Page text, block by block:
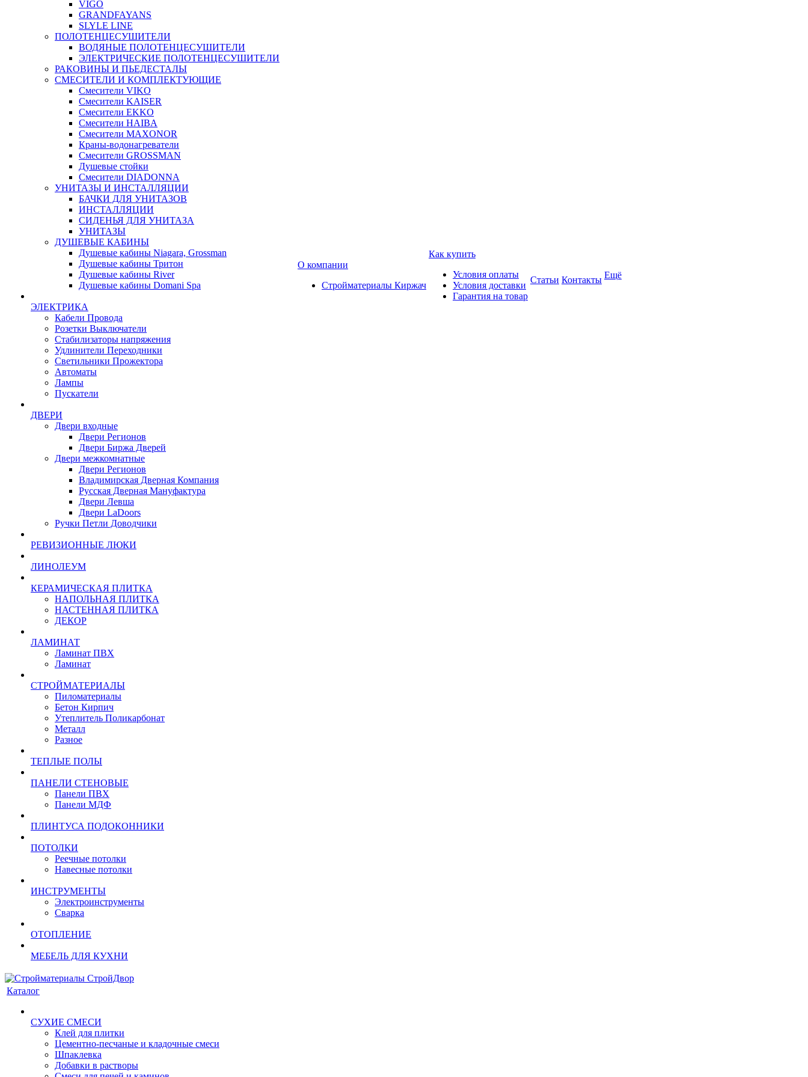
VIGO
GRANDFAYANS
SLYLE LINE
ПОЛОТЕНЦЕСУШИТЕЛИ
ВОДЯНЫЕ ПОЛОТЕНЦЕСУШИТЕЛИ
ЭЛЕКТРИЧЕСКИЕ ПОЛОТЕНЦЕСУШИТЕЛИ
РАКОВИНЫ И ПЬЕДЕСТАЛЫ
СМЕСИТЕЛИ И КОМПЛЕКТУЮЩИЕ
Смесители VIKO
Смесители KAISER
Смесители EKKO
Смесители HAIBA
Смесители MAXONOR
Краны-водонагреватели
Смесители GROSSMAN
Душевые стойки
Смесители DIADONNA
УНИТАЗЫ И ИНСТАЛЛЯЦИИ
БАЧКИ ДЛЯ УНИТАЗОВ
ИНСТАЛЛЯЦИИ
СИДЕНЬЯ ДЛЯ УНИТАЗА
УНИТАЗЫ
ДУШЕВЫЕ КАБИНЫ
Душевые кабины Niagara, Grossman
Душевые кабины Тритон
Душевые кабины River
Душевые кабины Domani Spa
ЭЛЕКТРИКА
Кабели Провода
Розетки Выключатели
Стабилизаторы напряжения
Удлинители Переходники
Светильники Прожектора
Автоматы
Лампы
Пускатели
ДВЕРИ
Двери входные
Двери Регионов
Двери Биржа Дверей
Двери межкомнатные
Двери Регионов
Владимирская Дверная Компания
Русская Дверная Мануфактура
Двери Левша
Двери LaDoors
Ручки Петли Доводчики
РЕВИЗИОННЫЕ ЛЮКИ
ЛИНОЛЕУМ
КЕРАМИЧЕСКАЯ ПЛИТКА
НАПОЛЬНАЯ ПЛИТКА
НАСТЕННАЯ ПЛИТКА
ДЕКОР
ЛАМИНАТ
Ламинат ПВХ
Ламинат
СТРОЙМАТЕРИАЛЫ
Пиломатериалы
Бетон Кирпич
Утеплитель Поликарбонат
Металл
Разное
ТЕПЛЫЕ ПОЛЫ
ПАНЕЛИ СТЕНОВЫЕ
Панели ПВХ
Панели МДФ
ПЛИНТУСА ПОДОКОННИКИ
ПОТОЛКИ
Реечные потолки
Навесные потолки
ИНСТРУМЕНТЫ
Электроинструменты
Сварка
ОТОПЛЕНИЕ
МЕБЕЛЬ ДЛЯ КУХНИ
О компании
Стройматериалы Киржач
Как купить
Условия оплаты
Условия доставки
Гарантия на товар
Статьи Контакты Ещё
Каталог
СУХИЕ СМЕСИ
Клей для плитки
Цементно-песчаные и кладочные смеси
Шпаклевка
Добавки в растворы